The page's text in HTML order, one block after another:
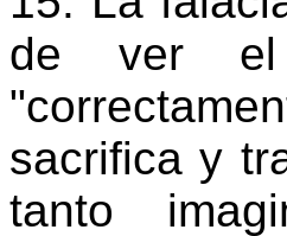
de ver el
sacrifica y
tanto